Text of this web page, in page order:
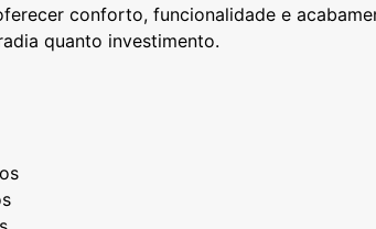
conforto, funcionalidade e
quanto investimento.